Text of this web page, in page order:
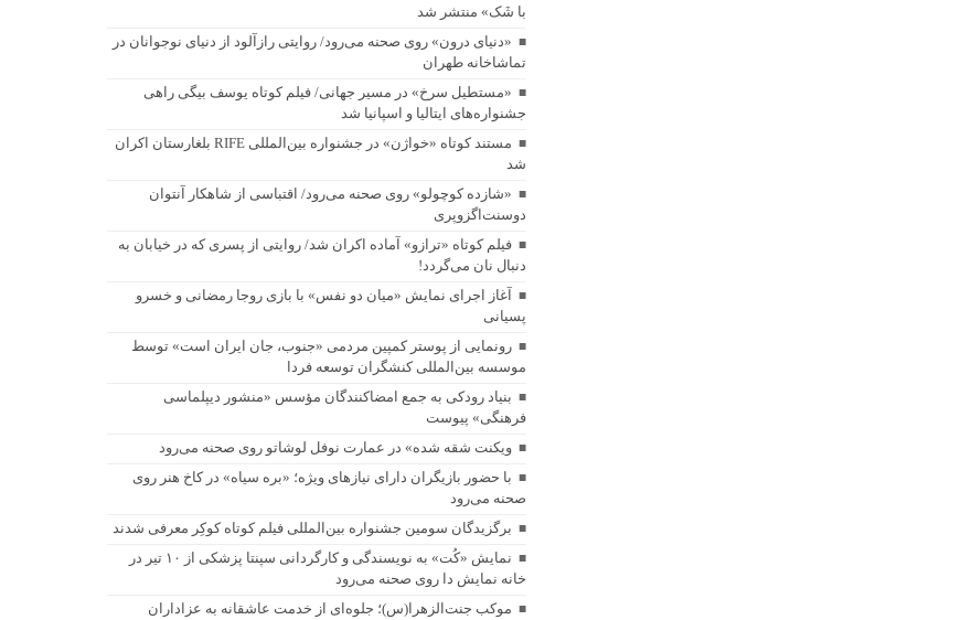
با شَک» منتشر شد
«دنیای درون» روی صحنه می‌رود/ روایتی رازآلود از دنیای نوجوانان در
تماشاخانه طهران
«مستطیل سرخ» در مسیر جهانی/ فیلم کوتاه یوسف بیگی راهی
جشنواره‌های ایتالیا و اسپانیا شد
مستند کوتاه «خواژن» در جشنواره بین‌المللی RIFE بلغارستان اکران
شد
«شازده کوچولو» روی صحنه می‌رود/ اقتباسی از شاهکار آنتوان
دوسنت‌اگزوپری
فیلم کوتاه «ترازو» آماده اکران شد/ روایتی از پسری که در خیابان به
دنبال نان می‌گردد!
آغاز اجرای نمایش «میان دو نفس» با بازی روجا رمضانی و خسرو
پسیانی
رونمایی از پوستر کمپین مردمی «جنوب، جان ایران است» توسط
موسسه بین‌المللی کنشگران توسعه فردا
بنیاد رودکی به جمع امضاکنندگان مؤسس «منشور دیپلماسی
فرهنگی» پیوست
ویکنت شقه شده» در عمارت نوفل لوشاتو روی صحنه می‌رود
با حضور بازیگران دارای نیازهای ویژه؛ «بره سیاه» در کاخ هنر روی
صحنه می‌رود
برگزیدگان سومین جشنواره بین‌المللی فیلم کوتاه کوکِر معرفی شدند
نمایش «کُت» به نویسندگی و کارگردانی سپنتا پزشکی از ۱۰ تیر در
خانه نمایش دا روی صحنه می‌رود
موکب جنت‌الزهرا(س)؛ جلوه‌ای از خدمت عاشقانه به عزاداران